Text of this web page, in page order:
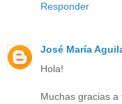
Responder
José María
Hola!
Muchas gracias